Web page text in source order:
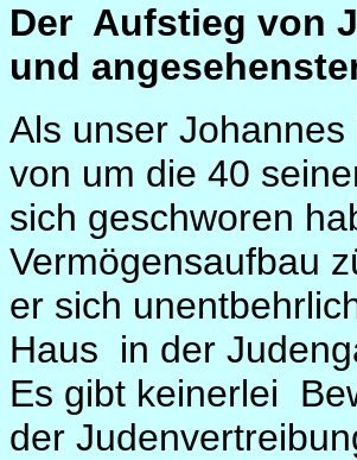
Der Aufstieg von
und
Als unser
von um die 40
sich geschworen
Vermögensaufbau
er sich
Haus in der
Es gibt keinerlei
der